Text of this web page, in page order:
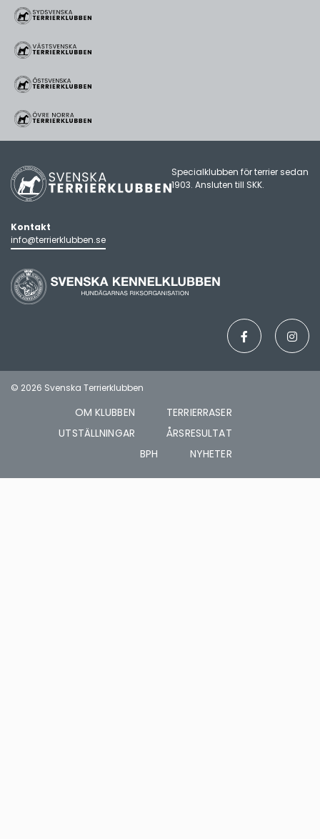
Specialklubben för terrier sedan
1903. Ansluten till SKK.
Kontakt
info@terrierklubben.se
© 2026 Svenska Terrierklubben
OM KLUBBEN
TERRIERRASER
UTSTÄLLNINGAR
ÅRSRESULTAT
BPH
NYHETER